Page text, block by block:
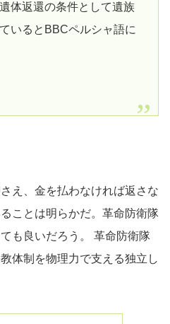
体返還の条件として遺族
いるとBBCペルシャ語に
え、金を払わなければ返さな
ことは明らかだ。革命防衛隊
も良いだろう。 革命防衛隊
体制を物理力で支える独立し